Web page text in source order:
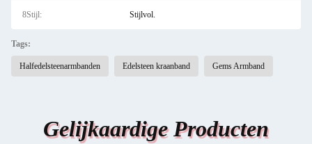
8Stijl: Stijlvol.
Tags:
Halfedelsteenarmbanden Edelsteen kraanband Gems Armband
Gelijkaardige Producten